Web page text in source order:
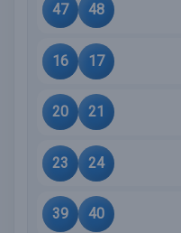
47 48
16 17
20 21
23 24
39 40